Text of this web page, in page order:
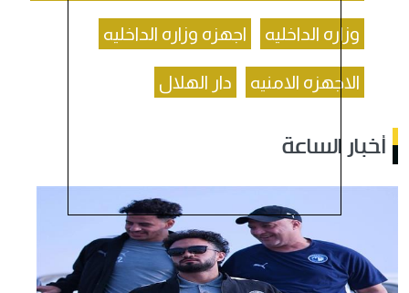
وزاره الداخليه اجهزه وزاره الداخليه
الاجهزه الامنيه دار الهلال
أخبار الساعة